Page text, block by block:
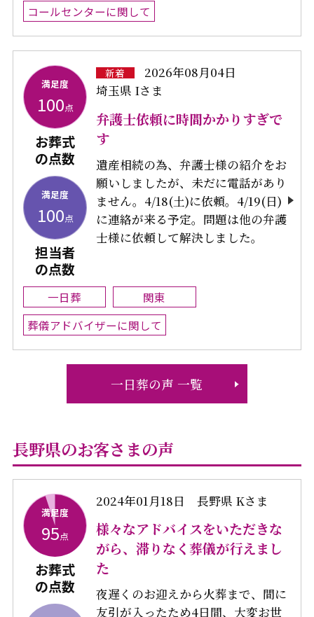
コールセンターに関して
満足度
100点
お葬式
の点数
満足度
100点
担当者
の点数
新着
2026年08月04日
埼玉県 Iさま
弁護士依頼に時間かかりすぎで
す
遺産相続の為、弁護士様の紹介をお
願いしましたが、未だに電話があり
ません。4/18(土)に依頼。4/19(日)
に連絡が来る予定。問題は他の弁護
士様に依頼して解決しました。
一日葬
関東
葬儀アドバイザーに関して
一日葬の声 一覧
長野県のお客さまの声
満足度
95点
お葬式
の点数
2024年01月18日 長野県 Kさま
様々なアドバイスをいただきな
がら、滞りなく葬儀が行えまし
た
夜遅くのお迎えから火葬まで、間に
友引が入ったため4日間、大変お世